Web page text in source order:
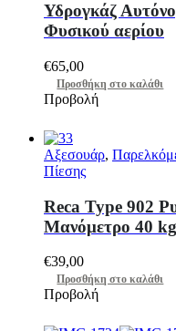
Υδρογκάζ
Φυσικού αερίου
€65,00
Προσθήκη στο καλάθι
Προβολή
Αξεσουάρ,
Πίεσης
Reca Type 902
Μανόμετρο 40
€39,00
Προσθήκη στο καλάθι
Προβολή